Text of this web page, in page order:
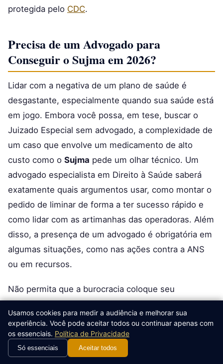
protegida pelo CDC.
Precisa de um Advogado para
Conseguir o Sujma em 2026?
Lidar com a negativa de um plano de saúde é
desgastante, especialmente quando sua saúde está
em jogo. Embora você possa, em tese, buscar o
Juizado Especial sem advogado, a complexidade de
um caso que envolve um medicamento de alto
custo como o Sujma pede um olhar técnico. Um
advogado especialista em Direito à Saúde saberá
exatamente quais argumentos usar, como montar o
pedido de liminar de forma a ter sucesso rápido e
como lidar com as artimanhas das operadoras. Além
disso, a presença de um advogado é obrigatória em
algumas situações, como nas ações contra a ANS
ou em recursos.
Não permita que a burocracia coloque seu
significar o avanço da sua doença crônica de alto
custo. Com a lei e a Justiça ao seu lado, você tem
todo o respaldo para reverter essa negativa.
Usamos cookies para medir a audiência e melhorar sua
experiência. Você pode aceitar todos ou continuar apenas com
os essenciais. Política de Privacidade
Só essenciais Aceitar todos